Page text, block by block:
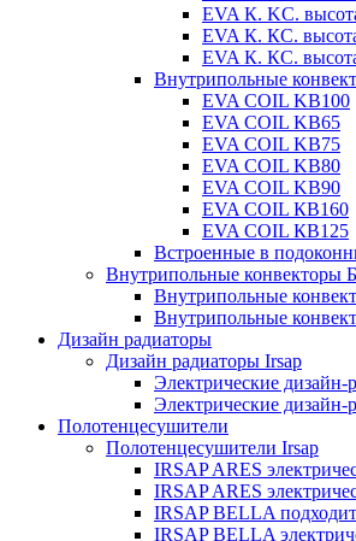
EVA К. KC.
EVA К. КС.
EVA К. КС.
Внутрипольные
EVA COIL KB100
EVA COIL KB65
EVA COIL KB75
EVA COIL KB80
EVA COIL KB90
EVA COIL КВ160
EVA COIL КВ125
Встроенные в
Внутрипольные конвекторы
Внутрипольные
Внутрипольные
Дизайн радиаторы
Дизайн радиаторы Irsap
Электрические дизайн-
Электрические
Полотенцесушители
Полотенцесушители Irsap
IRSAP ARES
IRSAP ARES
IRSAP BELLA
IRSAP BELLA